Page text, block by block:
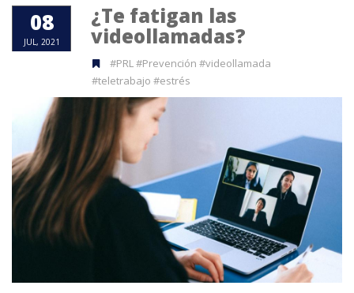
08
JUL, 2021
¿Te fatigan las
videollamadas?
#PRL #Prevención #videollamada
#teletrabajo #estrés